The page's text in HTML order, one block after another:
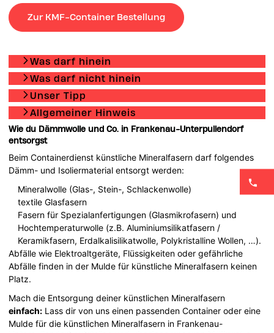
Zur KMF-Container Bestellung
Was darf hinein
Was darf nicht hinein
Unser Tipp
Allgemeiner Hinweis
Wie du Dämmwolle und Co. in Frankenau-Unterpullendorf
entsorgst
Beim Containerdienst künstliche Mineralfasern darf folgendes
Dämm- und Isoliermaterial entsorgt werden:
Mineralwolle (Glas-, Stein-, Schlackenwolle)
textile Glasfasern
Fasern für Spezialanfertigungen (Glasmikrofasern) und
Hochtemperaturwolle (z.B. Aluminiumsilikatfasern /
Keramikfasern, Erdalkalisilikatwolle, Polykristalline Wollen, …).
Abfälle wie Elektroaltgeräte, Flüssigkeiten oder gefährliche
Abfälle finden in der Mulde für künstliche Mineralfasern keinen
Platz.
Mach die Entsorgung deiner künstlichen Mineralfasern
einfach: Lass dir von uns einen passenden Container oder eine
Mulde für die künstlichen Mineralfasern in Frankenau-